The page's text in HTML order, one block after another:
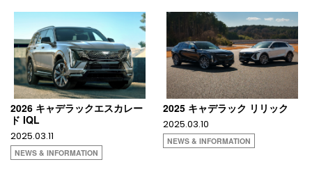
2026 キャデラックエスカレー
ド IQL
2025.03.11
NEWS & INFORMATION
2025 キャデラック リリック
2025.03.10
NEWS & INFORMATION